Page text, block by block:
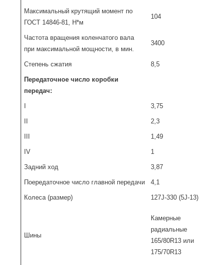
Максимальный крутящий момент по
ГОСТ 14846-81, Н*м
104
Частота вращения коленчатого вала
при максимальной мощности, в мин.
3400
Степень сжатия 8,5
Передаточное число коробки
передач:
3,75
2,3
1,49
IV 1
Задний ход 3,87
Поередаточное число главной передачи 4,1
Колеса (размер) 127J-330 (5J-13)
Шины
Камерные
радиальные
165/80R13 или
175/70R13